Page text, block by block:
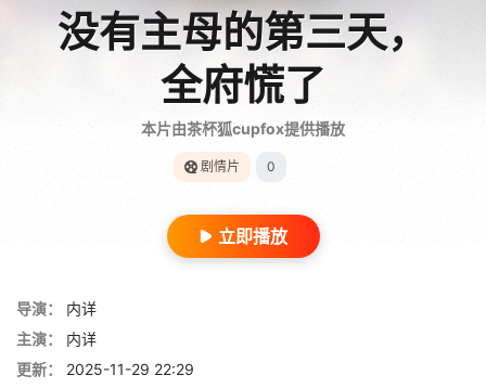
没有主母的第三天，
全府慌了
本片由茶杯狐cupfox提供播放
剧情片 0
立即播放
导演：
内详
主演：
内详
更新：
2025-11-29 22:29